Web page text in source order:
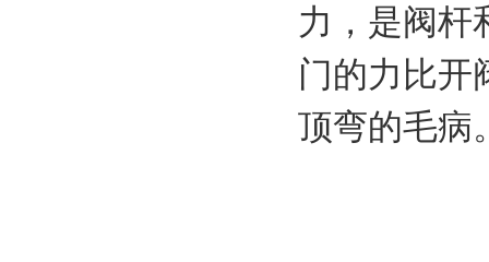
力，是阀杆
门的力比开
顶弯的毛病